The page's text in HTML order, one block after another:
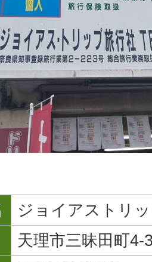
ジョイアストリ
天理市三昧田町4-